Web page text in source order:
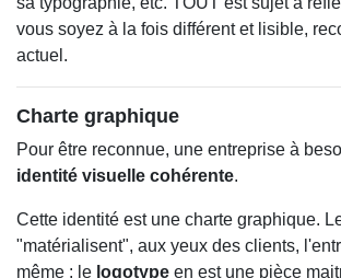
vous soyez à la fois différent et lisible,
actuel.
Charte graphique
Pour être reconnue, une entreprise à
identité visuelle cohérente.
Cette identité est une charte graphique.
"matérialisent", aux yeux des clients,
même : le logotype en est une pièce